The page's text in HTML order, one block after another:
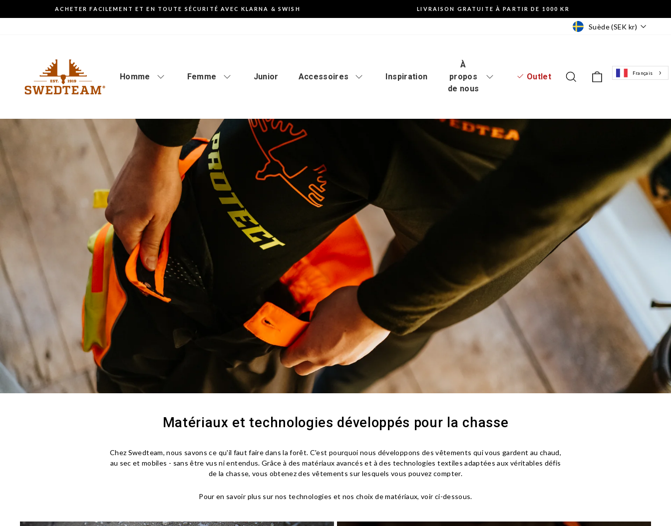
Mettre
ACHETER FACILEMENT ET EN TOUTE SÉCURITÉ AVEC KLARNA & SWISH LIVRAISON GRATUITE À PARTIR DE 1000 KR
Monnaie
Suède (SEK kr)
Homme Femme Junior Accessoires Inspiration
À
propos
de nous
Outlet Se connecter au site web
RecherchePanier d'achat
Français
Matériaux et technologies développés pour la chasse
Chez Swedteam, nous savons ce qu'il faut faire dans la forêt. C'est pourquoi nous développons des vêtements qui vous gardent au chaud,
au sec et mobiles - sans être vus ni entendus. Grâce à des matériaux avancés et à des technologies textiles adaptées aux véritables défis
de la chasse, vous obtenez des vêtements sur lesquels vous pouvez compter.
Pour en savoir plus sur nos technologies et nos choix de matériaux, voir ci-dessous.